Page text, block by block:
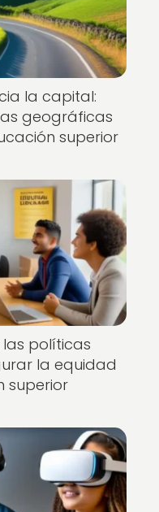
la capital:
geográficas
superior
políticas
la equidad
superior